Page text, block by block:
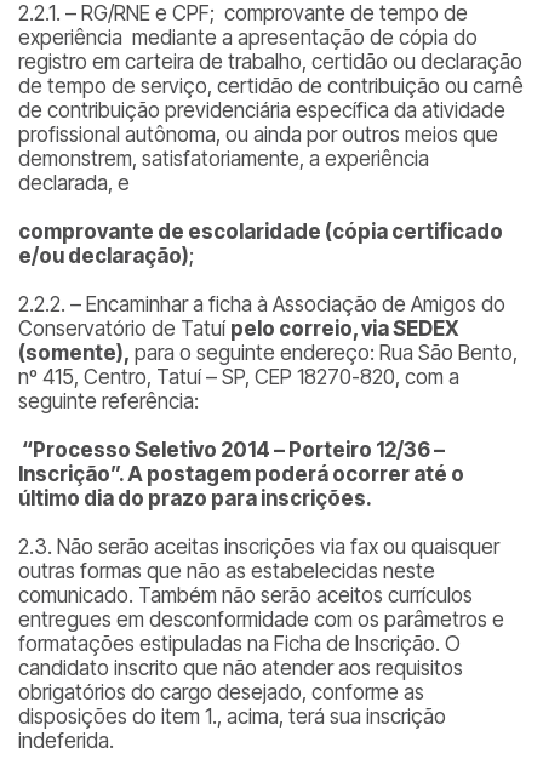
2.2.1. – RG/RNE e CPF; comprovante de tempo de
experiência mediante a apresentação de cópia do
registro em carteira de trabalho, certidão ou declaração
de tempo de serviço, certidão de contribuição ou carnê
de contribuição previdenciária específica da atividade
profissional autônoma, ou ainda por outros meios que
demonstrem, satisfatoriamente, a experiência
declarada, e
comprovante de escolaridade (cópia certificado
e/ou declaração);
2.2.2. – Encaminhar a ficha à Associação de Amigos do
Conservatório de Tatuí pelo correio, via SEDEX
(somente), para o seguinte endereço: Rua São Bento,
nº 415, Centro, Tatuí – SP, CEP 18270-820, com a
seguinte referência:
“Processo Seletivo 2014 – Porteiro 12/36 –
Inscrição”. A postagem poderá ocorrer até o
último dia do prazo para inscrições.
2.3. Não serão aceitas inscrições via fax ou quaisquer
outras formas que não as estabelecidas neste
comunicado. Também não serão aceitos currículos
entregues em desconformidade com os parâmetros e
formatações estipuladas na Ficha de Inscrição. O
candidato inscrito que não atender aos requisitos
obrigatórios do cargo desejado, conforme as
disposições do item 1., acima, terá sua inscrição
indeferida.